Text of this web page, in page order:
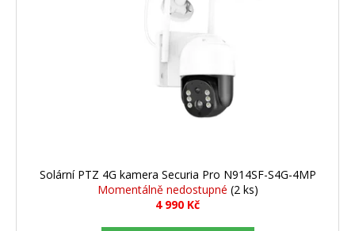
Solární PTZ 4G kamera Securia Pro N914SF-S4G-4MP
Momentálně nedostupné (2 ks)
4 990 Kč